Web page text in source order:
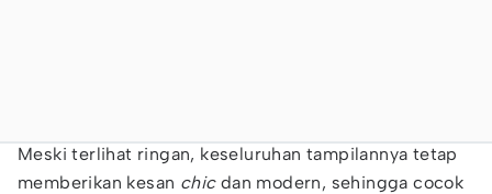
Meski terlihat ringan, keseluruhan tampilannya tetap
memberikan kesan chicdan modern, sehingga cocok